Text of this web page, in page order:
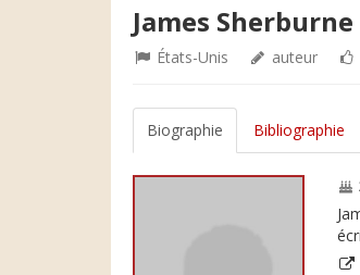
James Sherburne
États-Unis auteur
Biographie Bibliographie